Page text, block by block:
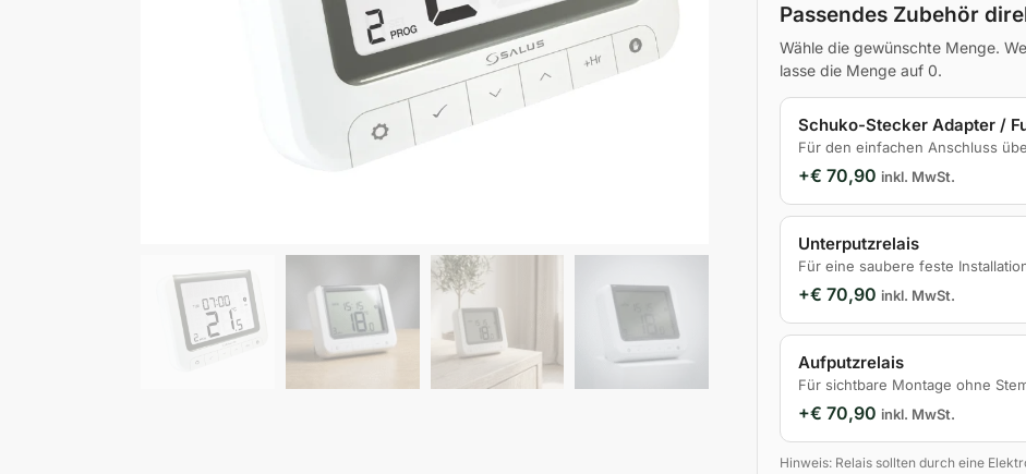
Passendes Zubehör
Wähle die gewünschte Menge.
lasse die Menge auf 0.
Schuko-Stecker Adapter /
Für den einfachen Anschluss
+€ 70,90 inkl. MwSt.
Unterputzrelais
Für eine saubere feste
+€ 70,90 inkl. MwSt.
Aufputzrelais
Für sichtbare Montage ohne
+€ 70,90 inkl. MwSt.
Hinweis: Relais sollten durch eine